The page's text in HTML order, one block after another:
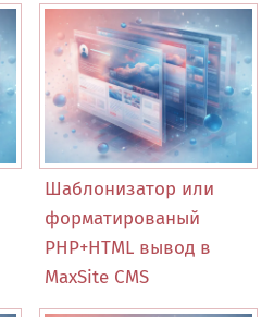
Шаблонизатор или
форматированый
PHP+HTML вывод в
MaxSite CMS